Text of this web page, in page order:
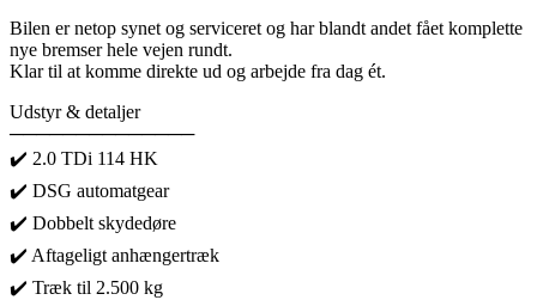
Bilen er netop synet og serviceret og har blandt andet fået komplette
nye bremser hele vejen rundt.
Klar til at komme direkte ud og arbejde fra dag ét.
Udstyr & detaljer
──────────────
✔️ 2.0 TDi 114 HK
✔️ DSG automatgear
✔️ Dobbelt skydedøre
✔️ Aftageligt anhængertræk
✔️ Træk til 2.500 kg